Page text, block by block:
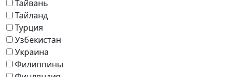
Тайвань
Тайланд
Турция
Узбекистан
Украина
Филиппины